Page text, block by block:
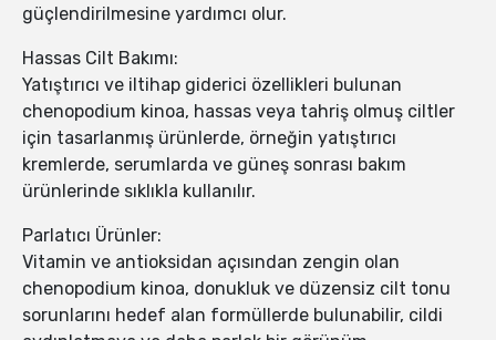
güçlendirilmesine yardımcı olur.
Hassas Cilt Bakımı:
Yatıştırıcı ve iltihap giderici özellikleri bulunan
chenopodium kinoa, hassas veya tahriş olmuş ciltler
için tasarlanmış ürünlerde, örneğin yatıştırıcı
kremlerde, serumlarda ve güneş sonrası bakım
ürünlerinde sıklıkla kullanılır.
Parlatıcı Ürünler:
Vitamin ve antioksidan açısından zengin olan
chenopodium kinoa, donukluk ve düzensiz cilt tonu
sorunlarını hedef alan formüllerde bulunabilir, cildi